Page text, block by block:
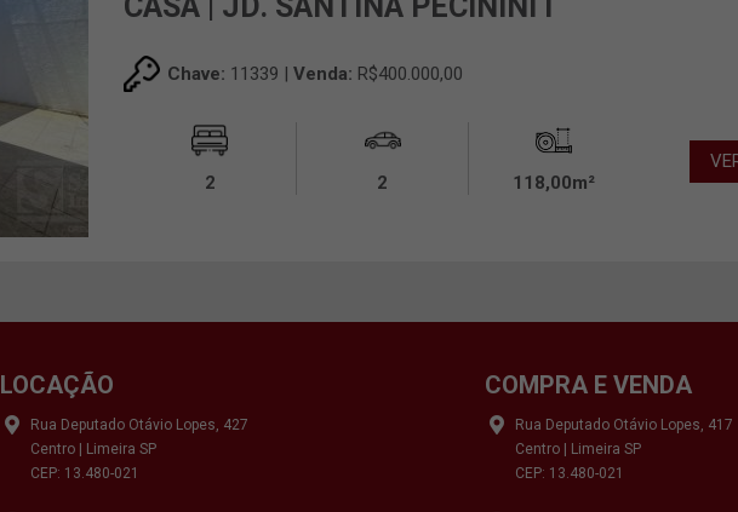
Chave: 11339 |Venda: R$400.000,00
2 2 118,00m²
LOCAÇÃO
Rua Deputado Otávio Lopes, 427
Centro | Limeira SP
CEP: 13.480-021
COMPRA E VENDA
Rua Deputado Otávio Lopes, 417
Centro | Limeira SP
CEP: 13.480-021